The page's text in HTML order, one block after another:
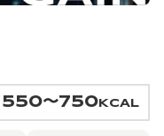
550〜750 KCAL